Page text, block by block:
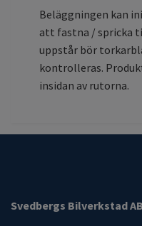
Beläggningen kan
att fastna / spricka
uppstår bör
kontrolleras.
insidan av rutorna.
Svedbergs Bilverkstad AB